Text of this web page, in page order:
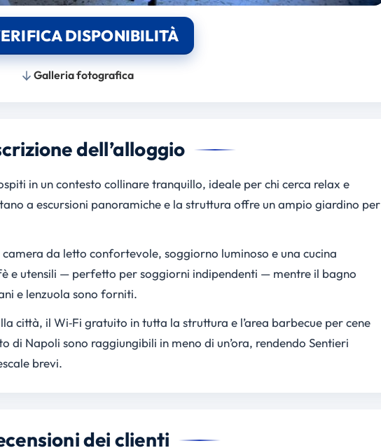
DISPONIBILITÀ
Galleria fotografica
dell’alloggio
in un contesto collinare tranquillo, ideale per chi cerca relax e
a escursioni panoramiche e la struttura offre un ampio giardino per
da letto confortevole, soggiorno luminoso e una cucina
e utensili — perfetto per soggiorni indipendenti — mentre il bagno
e lenzuola sono forniti.
città, il Wi‑Fi gratuito in tutta la struttura e l’area barbecue per cene
di Napoli sono raggiungibili in meno di un’ora, rendendo Sentieri
brevi.
dei clienti